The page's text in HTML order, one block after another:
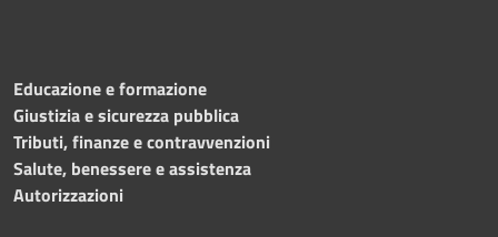
Educazione e formazione
Giustizia e sicurezza pubblica
Tributi, finanze e contravvenzioni
Salute, benessere e assistenza
Autorizzazioni